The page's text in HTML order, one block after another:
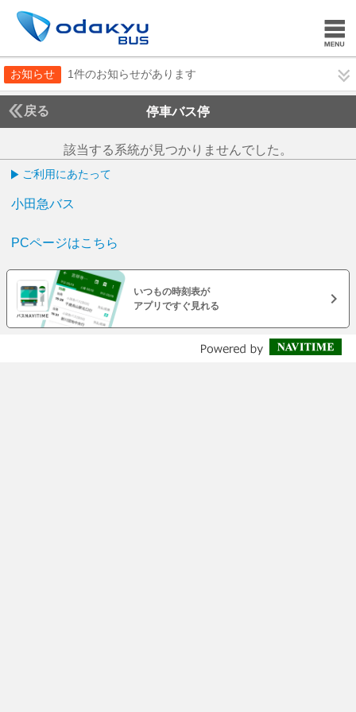
お知らせ 1件のお知らせがあります
戻る 停車バス停
該当する系統が見つかりませんでした。
ご利用にあたって
小田急バス
PCページはこちら
いつもの時刻表が
アプリですぐ見れる